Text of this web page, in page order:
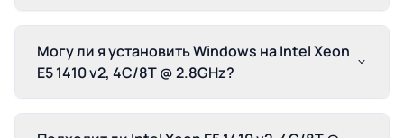
Могу ли я установить Windows на Intel Xeon
E5 1410 v2, 4C/8T @ 2.8GHz?